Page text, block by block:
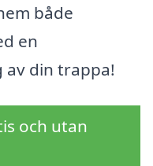
både
en
din trappa!
och utan